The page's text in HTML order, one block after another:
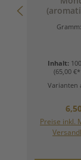
Gramm:
Inhalt:
(65,00
Varianten
Preise inkl.